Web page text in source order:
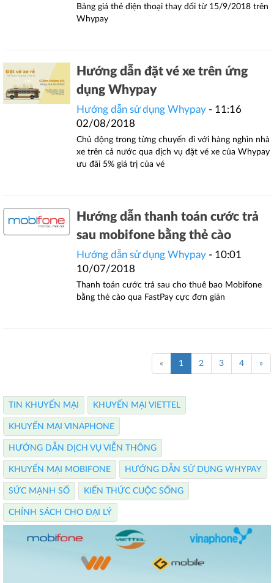
Bảng giá thẻ điện thoại thay đổi từ 15/9/2018 trên
Whypay
Hướng dẫn đặt vé xe trên ứng
dụng Whypay
Hướng dẫn sử dụng Whypay - 11:16
02/08/2018
Chủ động trong từng chuyến đi với hàng nghìn nhà
xe trên cả nước qua dịch vụ đặt vé xe của Whypay
ưu đãi 5% giá trị của vé
Hướng dẫn thanh toán cước trả
sau mobifone bằng thẻ cào
Hướng dẫn sử dụng Whypay - 10:01
10/07/2018
Thanh toán cước trả sau cho thuê bao Mobifone
bằng thẻ cào qua FastPay cực đơn giản
« 1 2 3 4 »
TIN KHUYẾN MẠI KHUYẾN MẠI VIETTEL
KHUYẾN MẠI VINAPHONE
HƯỚNG DẪN DỊCH VỤ VIỄN THÔNG
KHUYẾN MẠI MOBIFONE HƯỚNG DẪN SỬ DỤNG WHYPAY
SỨC MẠNH SỐ KIẾN THỨC CUỘC SỐNG
CHÍNH SÁCH CHO ĐẠI LÝ